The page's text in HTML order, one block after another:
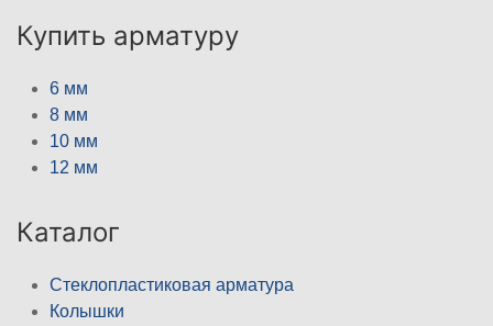
Купить арматуру
6 мм
8 мм
10 мм
12 мм
Каталог
Стеклопластиковая арматура
Колышки